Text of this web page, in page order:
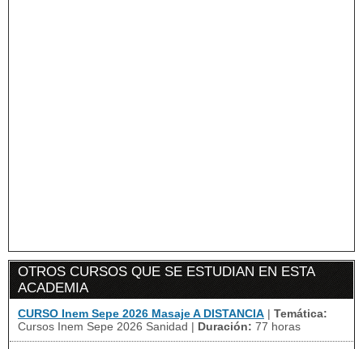
OTROS CURSOS QUE SE ESTUDIAN EN ESTA
ACADEMIA
CURSO Inem Sepe 2026 Masaje A DISTANCIA | Temática:
Cursos Inem Sepe 2026 Sanidad | Duración: 77 horas